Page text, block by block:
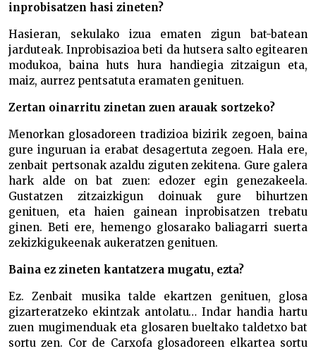
inprobisatzen hasi zineten?
Hasieran, sekulako izua ematen zigun bat-batean
jarduteak. Inprobisazioa beti da hutsera salto egitearen
modukoa, baina huts hura handiegia zitzaigun eta,
maiz, aurrez pentsatuta eramaten genituen.
Zertan oinarritu zinetan zuen arauak sortzeko?
Menorkan glosadoreen tradizioa bizirik zegoen, baina
gure inguruan ia erabat desagertuta zegoen. Hala ere,
zenbait pertsonak azaldu ziguten zekitena. Gure galera
hark alde on bat zuen: edozer egin genezakeela.
Gustatzen zitzaizkigun doinuak gure bihurtzen
genituen, eta haien gainean inprobisatzen trebatu
ginen. Beti ere, hemengo glosarako baliagarri suerta
zekizkigukeenak aukeratzen genituen.
Baina ez zineten kantatzera mugatu, ezta?
Ez. Zenbait musika talde ekartzen genituen, glosa
gizarteratzeko ekintzak antolatu… Indar handia hartu
zuen mugimenduak eta glosaren bueltako taldetxo bat
sortu zen. Cor de Carxofa glosadoreen elkartea sortu